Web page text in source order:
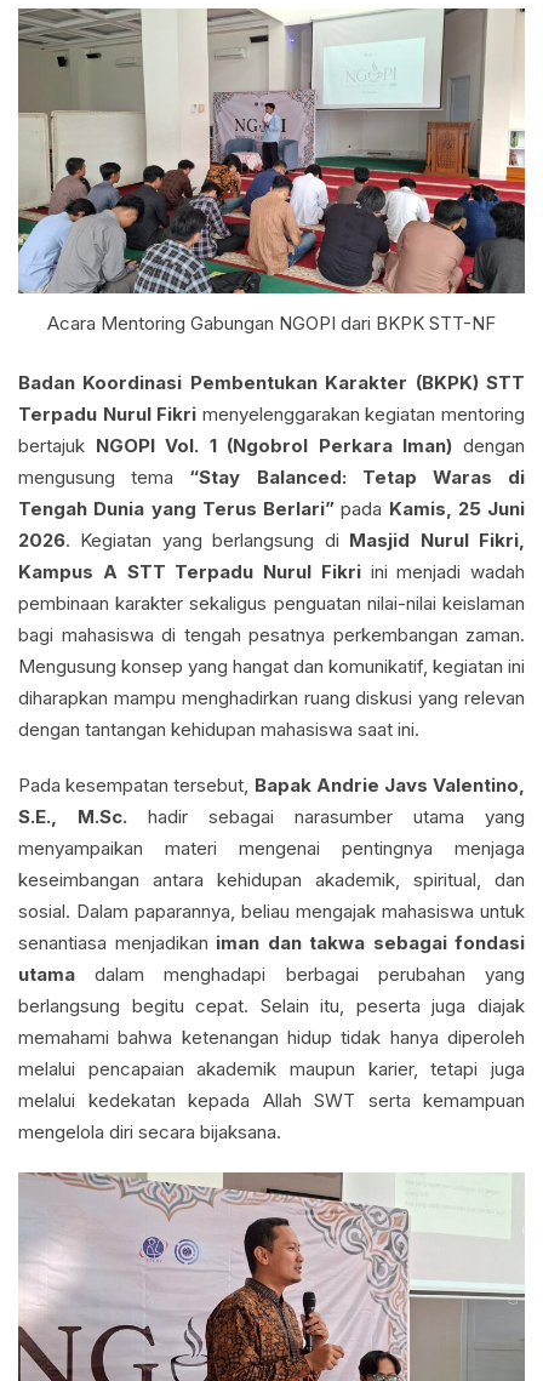
Acara Mentoring Gabungan NGOPI dari BKPK STT-NF
Badan Koordinasi Pembentukan Karakter (BKPK) STT
Terpadu Nurul Fikri menyelenggarakan kegiatan mentoring
bertajuk NGOPI Vol. 1 (Ngobrol Perkara Iman) dengan
mengusung tema “Stay Balanced: Tetap Waras di
Tengah Dunia yang Terus Berlari” pada Kamis, 25 Juni
2026. Kegiatan yang berlangsung di Masjid Nurul Fikri,
Kampus A STT Terpadu Nurul Fikriini menjadi wadah
pembinaan karakter sekaligus penguatan nilai-nilai keislaman
bagi mahasiswa di tengah pesatnya perkembangan zaman.
Mengusung konsep yang hangat dan komunikatif, kegiatan ini
diharapkan mampu menghadirkan ruang diskusi yang relevan
dengan tantangan kehidupan mahasiswa saat ini.
Pada kesempatan tersebut, Bapak Andrie Javs Valentino,
S.E., M.Sc. hadir sebagai narasumber utama yang
menyampaikan materi mengenai pentingnya menjaga
keseimbangan antara kehidupan akademik, spiritual, dan
sosial. Dalam paparannya, beliau mengajak mahasiswa untuk
senantiasa menjadikan iman dan takwa sebagai fondasi
utama dalam menghadapi berbagai perubahan yang
berlangsung begitu cepat. Selain itu, peserta juga diajak
memahami bahwa ketenangan hidup tidak hanya diperoleh
melalui pencapaian akademik maupun karier, tetapi juga
melalui kedekatan kepada Allah SWT serta kemampuan
mengelola diri secara bijaksana.